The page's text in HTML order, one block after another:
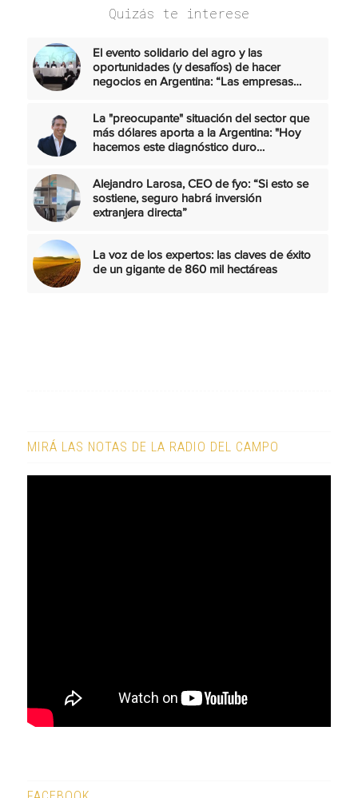
Quizás te interese
El evento solidario del agro y las
oportunidades (y desafíos) de hacer
negocios en Argentina: “Las empresas…
La "preocupante" situación del sector que
más dólares aporta a la Argentina: "Hoy
hacemos este diagnóstico duro…
Alejandro Larosa, CEO de fyo: “Si esto se
sostiene, seguro habrá inversión
extranjera directa”
La voz de los expertos: las claves de éxito
de un gigante de 860 mil hectáreas
MIRÁ LAS NOTAS DE LA RADIO DEL CAMPO